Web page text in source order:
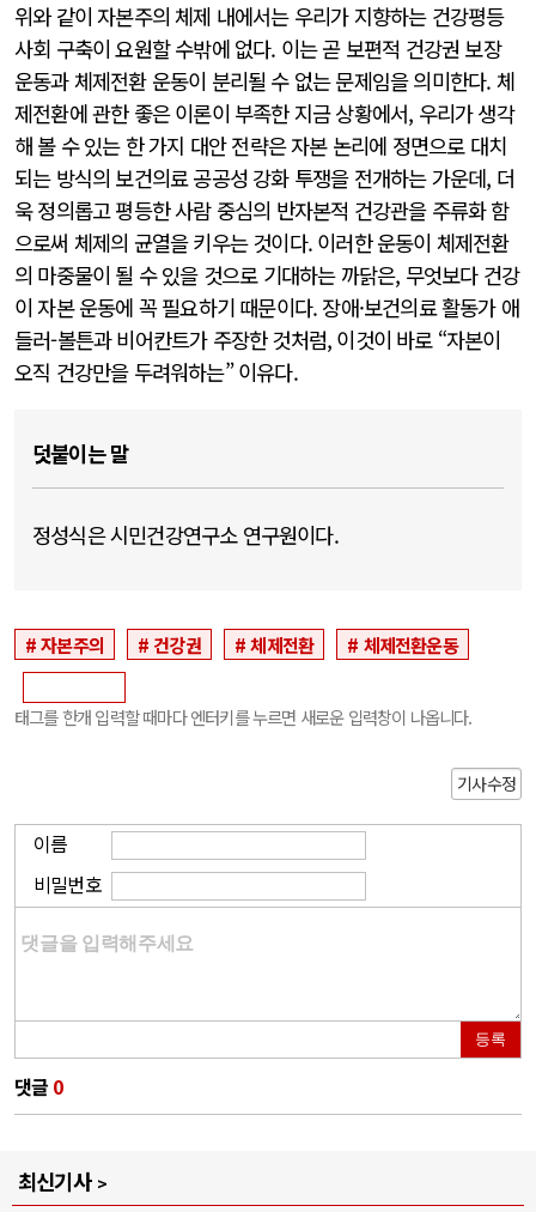
위와 같이 자본주의 체제 내에서는 우리가 지향하는 건강평등
사회 구축이 요원할 수밖에 없다. 이는 곧 보편적 건강권 보장
운동과 체제전환 운동이 분리될 수 없는 문제임을 의미한다. 체
제전환에 관한 좋은 이론이 부족한 지금 상황에서, 우리가 생각
해 볼 수 있는 한 가지 대안 전략은 자본 논리에 정면으로 대치
되는 방식의 보건의료 공공성 강화 투쟁을 전개하는 가운데, 더
욱 정의롭고 평등한 사람 중심의 반자본적 건강관을 주류화 함
으로써 체제의 균열을 키우는 것이다. 이러한 운동이 체제전환
의 마중물이 될 수 있을 것으로 기대하는 까닭은, 무엇보다 건강
이 자본 운동에 꼭 필요하기 때문이다. 장애·보건의료 활동가 애
들러-볼튼과 비어칸트가 주장한 것처럼, 이것이 바로 “자본이
오직 건강만을 두려워하는” 이유다.
덧붙이는 말
정성식은 시민건강연구소 연구원이다.
자본주의 건강권 체제전환 체제전환운동
태그를 한개 입력할 때마다 엔터키를 누르면 새로운 입력창이 나옵니다.
기사수정
이름
비밀번호
등록
댓글 0
최신기사